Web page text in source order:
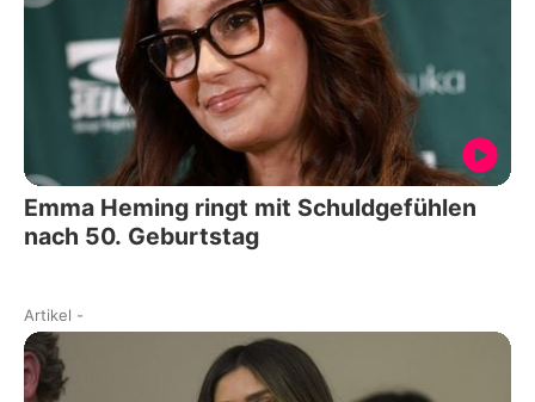
Emma Heming ringt mit Schuldgefühlen
nach 50. Geburtstag
Artikel -